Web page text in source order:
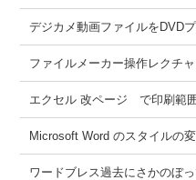
デジカメ動画ファイルをDVD
ファイルメーカー操作レクチ
エクセル 改ページ で印刷範
Microsoft Word のスタイルの
ワードブレス過去にさかのぼっ